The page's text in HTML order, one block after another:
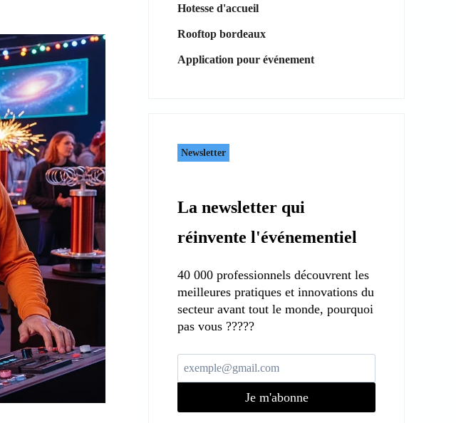
Hotesse d'accueil
Rooftop bordeaux
Application pour événement
Newsletter
La newsletter qui
réinvente l'événementiel
40 000 professionnels découvrent les
meilleures pratiques et innovations du
secteur avant tout le monde, pourquoi
pas vous ?????
Je m'abonne